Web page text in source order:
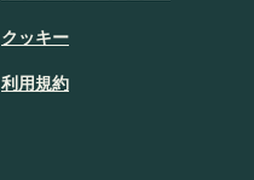
クッキー
利用規約